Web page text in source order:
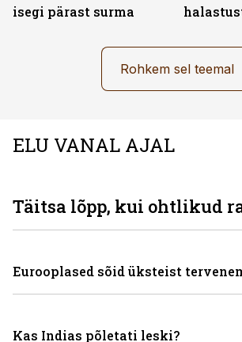
isegi pärast surma
Rohkem sel teemal
ELU VANAL AJAL
Täitsa lõpp, kui ohtlikud
Eurooplased sõid üksteist
Kas Indias põletati leski?